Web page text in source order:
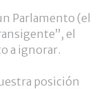
Parlamento (el
el
a ignorar.
posición